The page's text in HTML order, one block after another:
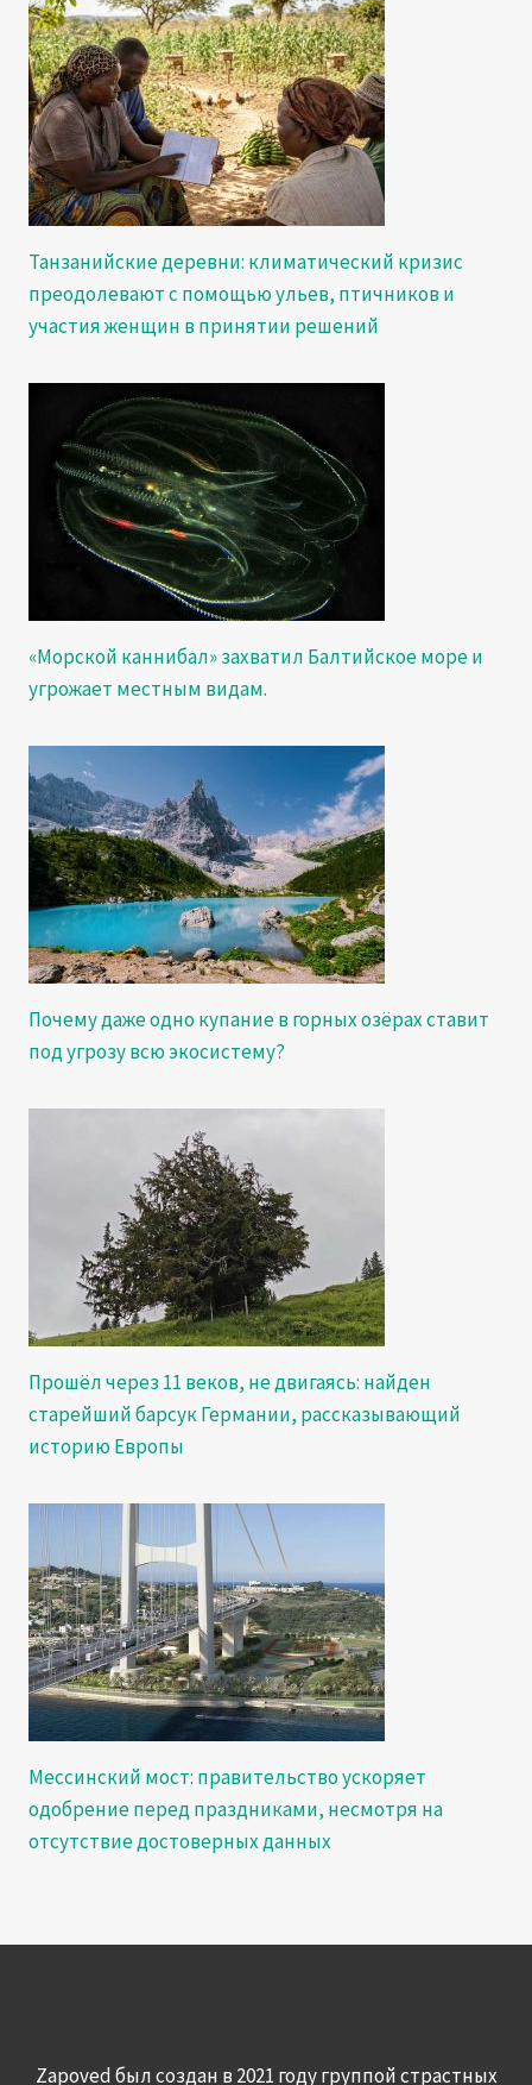
Танзанийские деревни: климатический кризис
преодолевают с помощью ульев, птичников и
участия женщин в принятии решений
«Морской каннибал» захватил Балтийское море и
угрожает местным видам.
Почему даже одно купание в горных озёрах ставит
под угрозу всю экосистему?
Прошёл через 11 веков, не двигаясь: найден
старейший барсук Германии, рассказывающий
историю Европы
Мессинский мост: правительство ускоряет
одобрение перед праздниками, несмотря на
отсутствие достоверных данных
Zapoved был создан в 2021 году группой страстных